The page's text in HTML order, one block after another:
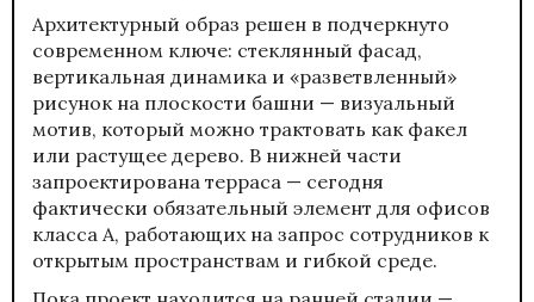
Архитектурный образ решен в подчеркнуто
современном ключе: стеклянный фасад,
вертикальная динамика и «разветвленный»
рисунок на плоскости башни — визуальный
мотив, который можно трактовать как факел
или растущее дерево. В нижней части
запроектирована терраса — сегодня
фактически обязательный элемент для офисов
класса А, работающих на запрос сотрудников к
открытым пространствам и гибкой среде.